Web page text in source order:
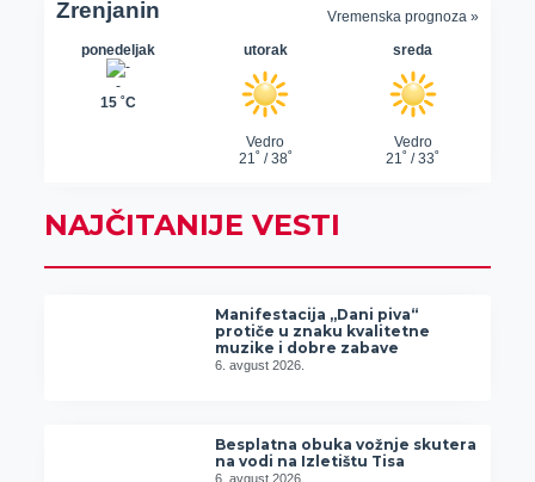
NAJČITANIJE VESTI
Manifestacija „Dani piva“
protiče u znaku kvalitetne
muzike i dobre zabave
6. avgust 2026.
Besplatna obuka vožnje skutera
na vodi na Izletištu Tisa
6. avgust 2026.